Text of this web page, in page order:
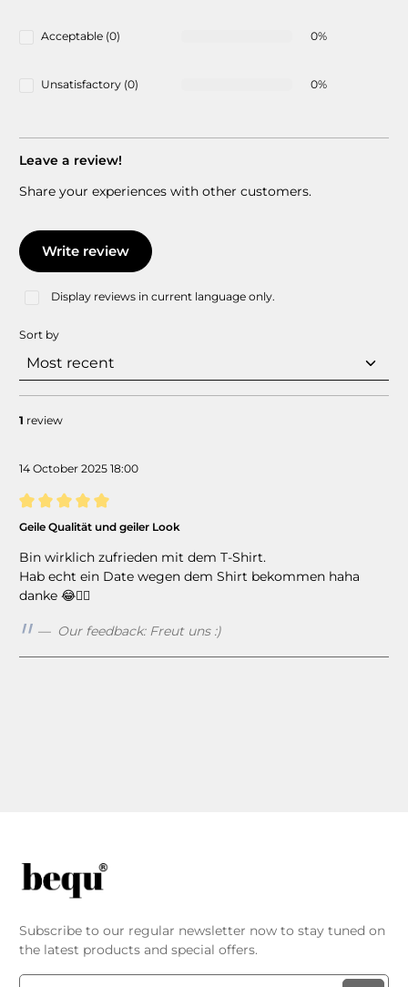
Acceptable (0) 0%
Unsatisfactory (0) 0%
Leave a review!
Share your experiences with other customers.
Write review
Display reviews in current language only.
Sort by
1 review
14 October 2025 18:00
Review with rating of 5 out of 5 stars
Geile Qualität und geiler Look
Bin wirklich zufrieden mit dem T-Shirt.
Hab echt ein Date wegen dem Shirt bekommen haha
danke 😂👍🏻
Our feedback: Freut uns :)
Subscribe to our regular newsletter now to stay tuned on
the latest products and special offers.
Email address*